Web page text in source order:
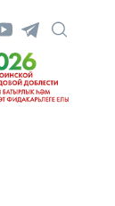
правовые